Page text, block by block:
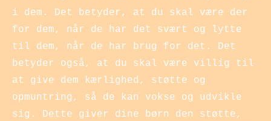
i dem. Det betyder, at du skal være der
for dem, når de har det svært og lytte
til dem, når de har brug for det. Det
betyder også, at du skal være villig til
at give dem kærlighed, støtte og
opmuntring, så de kan vokse og udvikle
sig. Dette giver dine børn den støtte,